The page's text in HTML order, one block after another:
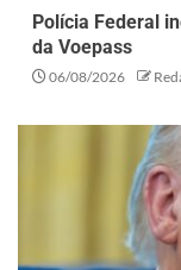
Polícia Federal
da Voepass
06/08/2026